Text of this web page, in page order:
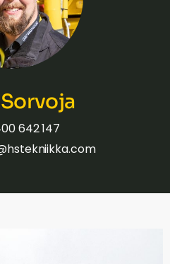
642 147